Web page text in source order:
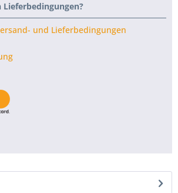
Lieferbedingungen?
und Lieferbedingungen